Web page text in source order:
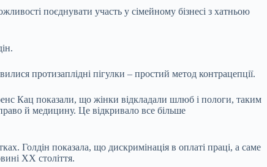
поєднувати участь у сімейному бізнесі з хатньою
протизаплідні пігулки – простий метод контрацепції.
Кац показали, що жінки відкладали шлюб і пологи, таким
й медицину. Це відкривало все більше
Голдін показала, що дискримінація в оплаті праці, а саме
XX століття.